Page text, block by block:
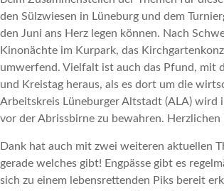
den Sülzwiesen in Lüneburg und dem
den Juni ans Herz legen können. Nach
Kinonächte im Kurpark, das
umwerfend. Vielfalt ist auch das Pfund, mit
und Kreistag heraus, als es dort um die
Arbeitskreis Lüneburger Altstadt (ALA) wird
vor der Abrissbirne zu bewahren. Herzlichen
Dank hat auch mit zwei weiteren aktuellen
gerade welches gibt! Engpässe gibt es
sich zu einem lebensrettenden Piks bereit